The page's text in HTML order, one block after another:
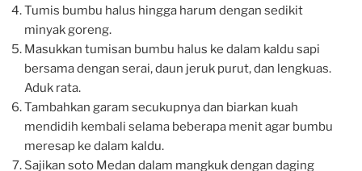
Tumis bumbu halus hingga harum dengan sedikit
minyak goreng.
Masukkan tumisan bumbu halus ke dalam kaldu sapi
bersama dengan serai, daun jeruk purut, dan lengkuas.
Aduk rata.
Tambahkan garam secukupnya dan biarkan kuah
mendidih kembali selama beberapa menit agar bumbu
meresap ke dalam kaldu.
Sajikan soto Medan dalam mangkuk dengan daging